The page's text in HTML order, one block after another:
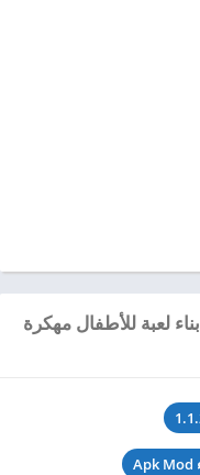
العلامات لـ تحميل لعبة الطوب CAR2 بناء لعبة للأطفال مهكرة